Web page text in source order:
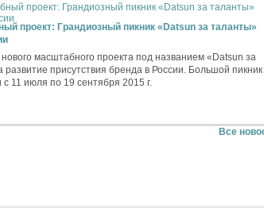
проект: Грандиозный пикник «Datsun за таланты»
масштабного проекта под названием «Datsun за
присутствия бренда в России. Большой пикник
11 июля по 19 сентября 2015 г.
Все